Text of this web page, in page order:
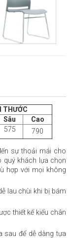
THƯỚC
Sâu
Cao
575 790
sự thoải mái cho
quý khách lựa chọn
hợp với mọi không
lau chùi khi bị bám
thiết kế kiểu chân
sau để dễ dàng tựa